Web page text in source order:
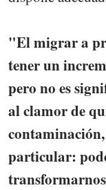
"El migrar a
tener un
pero no es
al clamor de
particular: